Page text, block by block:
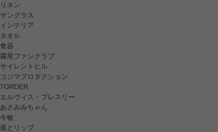
リネン
サングラス
インテリア
タオル
食器
霧尾ファンクラブ
サイレントヒル
コジマプロダクション
7ORDER
エルヴィス・プレスリー
あさみみちゃん
今敏
風とリップ